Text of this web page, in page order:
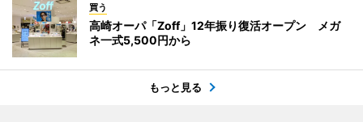
買う
高崎オーパ「Zoff」12年振り復活オープン メガ
ネ一式5,500円から
もっと見る